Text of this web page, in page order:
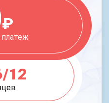
₽
12